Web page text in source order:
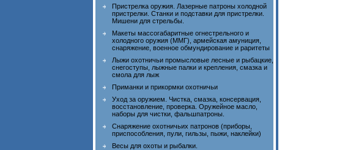
Пристрелка оружия. Лазерные патроны холодной
пристрелки. Станки и подставки для пристрелки.
Мишени для стрельбы.
Макеты массогабаритные огнестрельного и
холодного оружия (ММГ), армейская амуниция,
снаряжение, военное обмундирование и раритеты
Лыжи охотничьи промысловые лесные и рыбацкие,
снегоступы, лыжные палки и крепления, смазка и
смола для лыж
Приманки и прикормки охотничьи
Уход за оружием. Чистка, смазка, консервация,
восстановление, проверка. Оружейное масло,
наборы для чистки, фальшпатроны.
Снаряжение охотничьих патронов (приборы,
приспособления, пули, гильзы, пыжи, наклейки)
Весы для охоты и рыбалки.